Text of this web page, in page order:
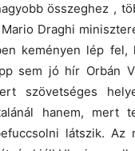
összeghez ,
Draghi
keményen lép
sem jó hír Orbán
szövetséges
hanem, mert
látszik.